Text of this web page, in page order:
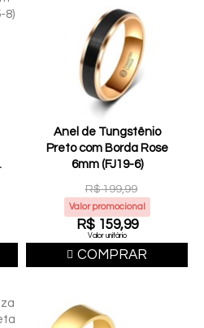
Anel de Tungstênio
Preto com Borda Rose
6mm (FJ19-6)
R$ 199,99
Valor promocional
R$ 159,99
Valor unitário
COMPRAR